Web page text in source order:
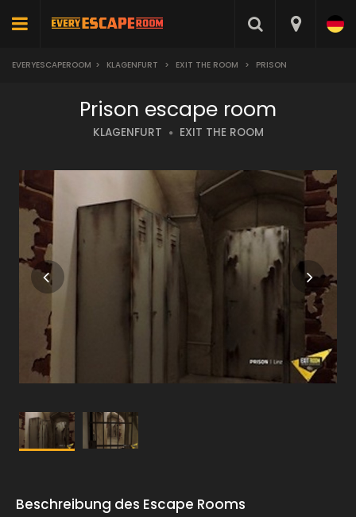
EVERYESCAPEROOM > KLAGENFURT > EXIT THE ROOM > PRISON
Prison escape room
KLAGENFURT EXIT THE ROOM
Beschreibung des Escape Rooms